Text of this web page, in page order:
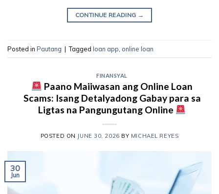
CONTINUE READING →
Posted in Pautang | Tagged loan app online loan
FINANSYAL
Paano Maiiwasan ang Online Loan
Scams: Isang Detalyadong Gabay para sa
Ligtas na Pangungutang Online
POSTED ON JUNE 30, 2026 BY MICHAEL REYES
30
Jun